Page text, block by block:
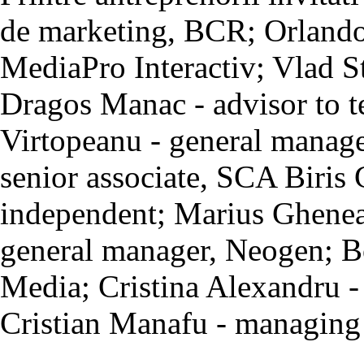
de marketing, BCR;
MediaPro Interactiv; Vlad
Dragos Manac - advisor to
Virtopeanu - general
senior associate, SCA Biris
independent; Marius
general manager, Neogen;
Media; Cristina Alexandru
Cristian Manafu -